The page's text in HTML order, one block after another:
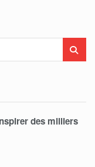
des milliers